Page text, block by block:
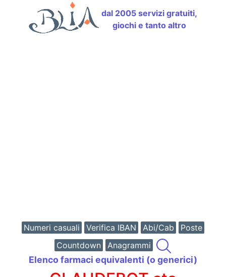
dal 2005 servizi gratuiti,
giochi e tanto altro
Numeri casuali Verifica IBAN Abi/Cab
Poste
Countdown
Anagrammi
Elenco farmaci equivalenti (o generici)